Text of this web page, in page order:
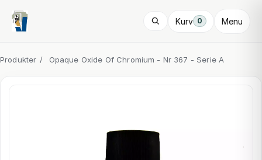
Kurv 0 Menu
Produkter / Opaque Oxide Of Chromium - Nr 367 - Serie A